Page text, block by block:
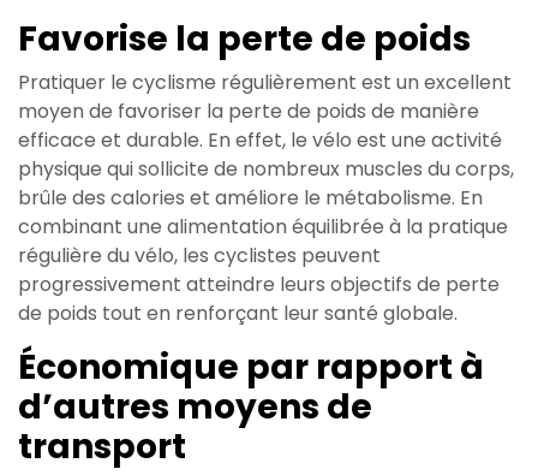
Favorise la perte de poids
Pratiquer le cyclisme régulièrement est un excellent
moyen de favoriser la perte de poids de manière
efficace et durable. En effet, le vélo est une activité
physique qui sollicite de nombreux muscles du corps,
brûle des calories et améliore le métabolisme. En
combinant une alimentation équilibrée à la pratique
régulière du vélo, les cyclistes peuvent
progressivement atteindre leurs objectifs de perte
de poids tout en renforçant leur santé globale.
Économique par rapport à
d’autres moyens de
transport